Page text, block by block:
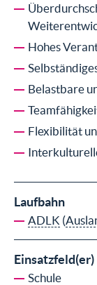
Hohes
Belastbare
Flexibilität
Laufbahn
ADLK (
Einsatzfeld(er)
Schule